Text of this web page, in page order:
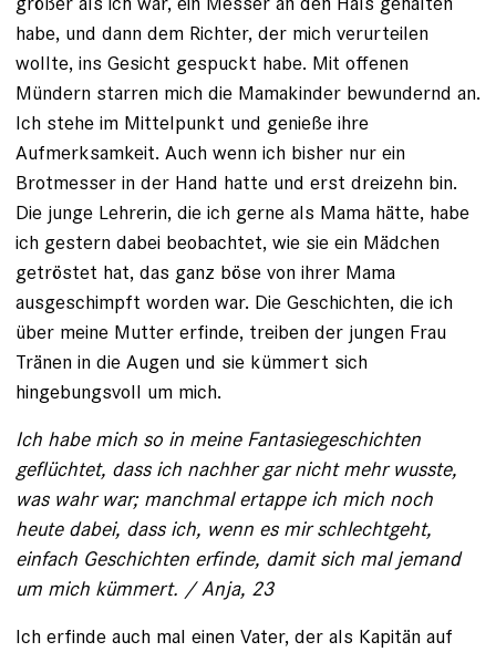
habe, und dann dem Richter, der mich verurteilen
wollte, ins Gesicht gespuckt habe. Mit offenen
Mündern starren mich die Mamakinder bewundernd an.
Ich stehe im Mittelpunkt und genieße ihre
Aufmerksamkeit. Auch wenn ich bisher nur ein
Brotmesser in der Hand hatte und erst dreizehn bin.
Die junge Lehrerin, die ich gerne als Mama hätte, habe
ich ges­tern dabei beobachtet, wie sie ein Mädchen
getröstet hat, das ganz böse von ihrer Mama
ausgeschimpft worden war. Die Geschichten, die ich
über meine Mutter erfinde, treiben der jungen Frau
Tränen in die Augen und sie kümmert sich
hingebungsvoll um mich.
Ich habe mich so in meine Fantasiegeschichten
geflüchtet, dass ich nachher gar nicht mehr wusste,
was wahr war; manchmal ertappe ich mich noch
heute dabei, dass ich, wenn es mir schlechtgeht,
einfach Geschichten erfinde, damit sich mal jemand
um mich kümmert. / Anja, 23
Ich erfinde auch mal einen Vater, der als Kapitän auf